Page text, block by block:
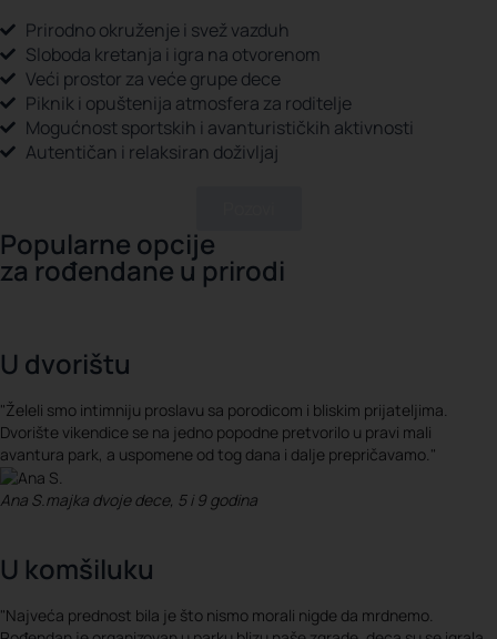
Prirodno okruženje i svež vazduh
Sloboda kretanja i igra na otvorenom
Veći prostor za veće grupe dece
Piknik i opuštenija atmosfera za roditelje
Mogućnost sportskih i avanturističkih aktivnosti
Autentičan i relaksiran doživljaj
Popularne opcije
za rođendane u prirodi
U komšiluku
"Najveća prednost bila je što nismo morali nigde da mrdnemo.
U dvorištu
"Želeli smo intimniju proslavu sa porodicom i bliskim prijateljima.
Dvorište vikendice se na jedno popodne pretvorilo u pravi mali
avantura park, a uspomene od tog dana i dalje prepričavamo."
Ana S.majka dvoje dece, 5 i 9 godina